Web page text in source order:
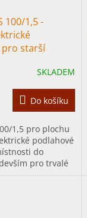
100/1,5 -
starší
SKLADEM
Do košíku
1,5 pro plochu
podlahové
do
pro trvalé